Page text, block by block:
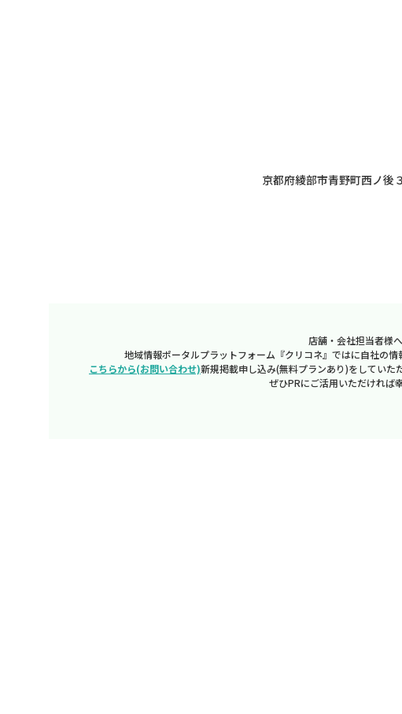
京都府綾部市青野町西ノ後
店舗・会社担当者様へ
地域情報ポータルプラットフォーム『クリコネ』ではに自社の情
こちらから(お問い合わせ)新規掲載申し込み(無料プランあり)をしていた
ぜひPRにご活用いただければ幸